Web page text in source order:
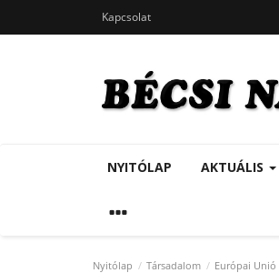
Kapcsolat
NYITÓLAP AKTUÁLIS
Nyitólap Társadalom Európai Unió